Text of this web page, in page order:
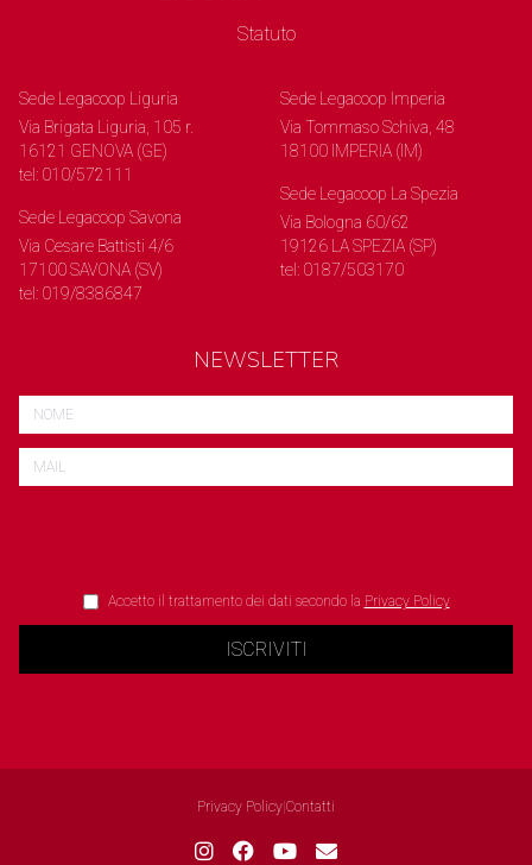
Statuto
Sede Legacoop Liguria
Via Brigata Liguria, 105 r.
16121 GENOVA (GE)
tel: 010/572111
Sede Legacoop Savona
Via Cesare Battisti 4/6
17100 SAVONA (SV)
tel: 019/8386847
Sede Legacoop Imperia
Via Tommaso Schiva, 48
18100 IMPERIA (IM)
Sede Legacoop La Spezia
Via Bologna 60/62
19126 LA SPEZIA (SP)
tel: 0187/503170
NEWSLETTER
Accetto il trattamento dei dati secondo la Privacy Policy
ISCRIVITI
Privacy Policy Contatti